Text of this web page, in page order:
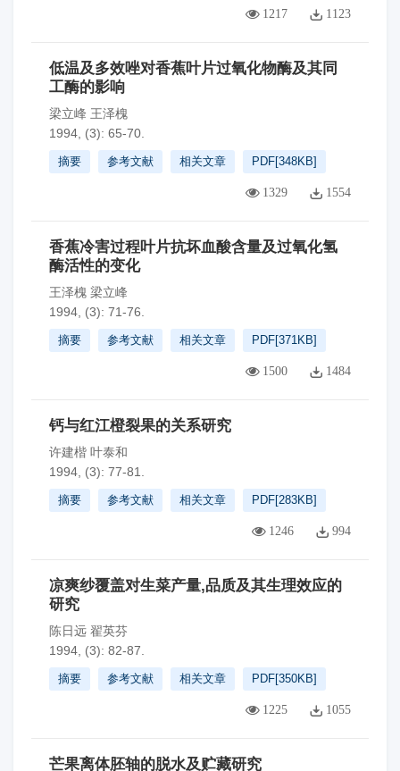
1217 1123
低温及多效唑对香蕉叶片过氧化物酶及其同
工酶的影响
梁立峰 王泽槐
1994, (3): 65-70.
摘要 参考文献 相关文章 PDF[348KB]
1329 1554
香蕉冷害过程叶片抗坏血酸含量及过氧化氢
酶活性的变化
王泽槐 梁立峰
1994, (3): 71-76.
摘要 参考文献 相关文章 PDF[371KB]
1500 1484
钙与红江橙裂果的关系研究
许建楷 叶泰和
1994, (3): 77-81.
摘要 参考文献 相关文章 PDF[283KB]
1246 994
凉爽纱覆盖对生菜产量,品质及其生理效应的
研究
陈日远 翟英芬
1994, (3): 82-87.
摘要 参考文献 相关文章 PDF[350KB]
1225 1055
芒果离体胚轴的脱水及贮藏研究